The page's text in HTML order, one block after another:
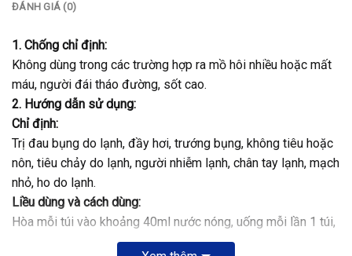
ĐÁNH GIÁ (0)
1. Chống chỉ định:
Không dùng trong các trường hợp ra mồ hôi nhiều hoặc mất
máu, người đái tháo đường, sốt cao.
2. Hướng dẫn sử dụng:
Chỉ định:
Trị đau bụng do lạnh, đầy hơi, trướng bụng, không tiêu hoặc
nôn, tiêu chảy do lạnh, người nhiễm lạnh, chân tay lạnh, mạch
nhỏ, ho do lạnh.
Liều dùng và cách dùng:
Hòa mỗi túi vào khoảng 40ml nước nóng, uống mỗi lần 1 túi,